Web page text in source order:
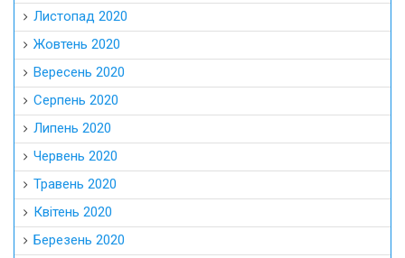
Листопад 2020
Жовтень 2020
Вересень 2020
Серпень 2020
Липень 2020
Червень 2020
Травень 2020
Квітень 2020
Березень 2020